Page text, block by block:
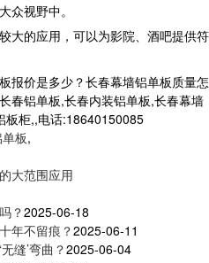
众视野中。
大的应用，可以为影院、酒吧提供符
报价是多少？长春幕墙铝单板质量怎
春铝单板,长春内装铝单板,长春幕墙
板柜,,电话:18640150085
板,
大范围应用
？2025-06-18
年不留痕？2025-06-11
缝’弯曲？2025-06-04